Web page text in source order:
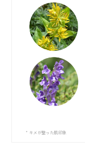
* キメが整った肌印象